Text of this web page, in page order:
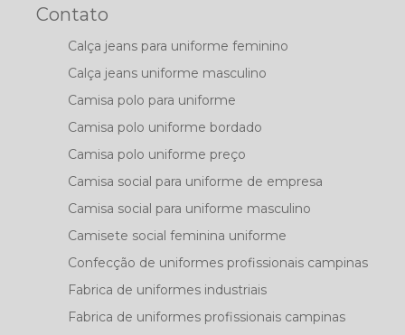
Contato
Calça jeans para uniforme feminino
Calça jeans uniforme masculino
Camisa polo para uniforme
Camisa polo uniforme bordado
Camisa polo uniforme preço
Camisa social para uniforme de empresa
Camisa social para uniforme masculino
Camisete social feminina uniforme
Confecção de uniformes profissionais campinas
Fabrica de uniformes industriais
Fabrica de uniformes profissionais campinas